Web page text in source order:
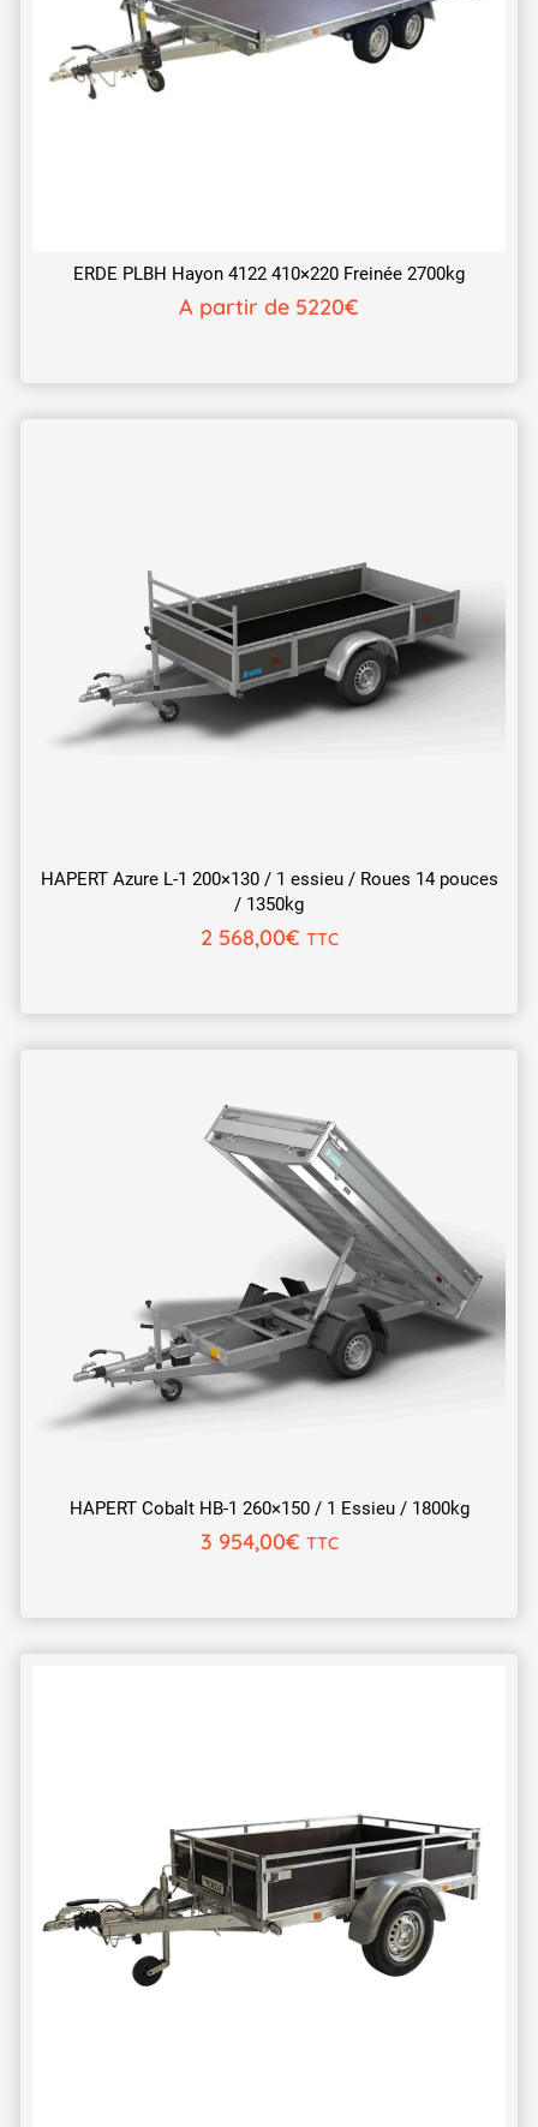
ERDE PLBH Hayon 4122 410×220 Freinée 2700kg
A partir de 5220€
HAPERT Azure L-1 200×130 / 1 essieu / Roues 14 pouces
/ 1350kg
2 568,00€ TTC
HAPERT Cobalt HB-1 260×150 / 1 Essieu / 1800kg
3 954,00€ TTC